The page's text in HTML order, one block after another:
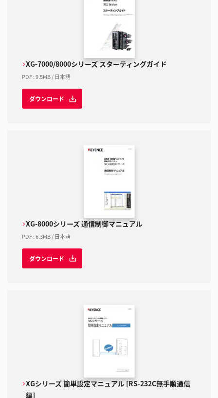
XG-7000/8000シリーズ スターティングガイド
PDF:9.5MB/ 日本語
ダウンロード
XG-8000シリーズ 通信制御マニュアル
PDF:6.3MB/ 日本語
ダウンロード
XGシリーズ 簡単設定マニュアル [RS-232C無手順通信
編]